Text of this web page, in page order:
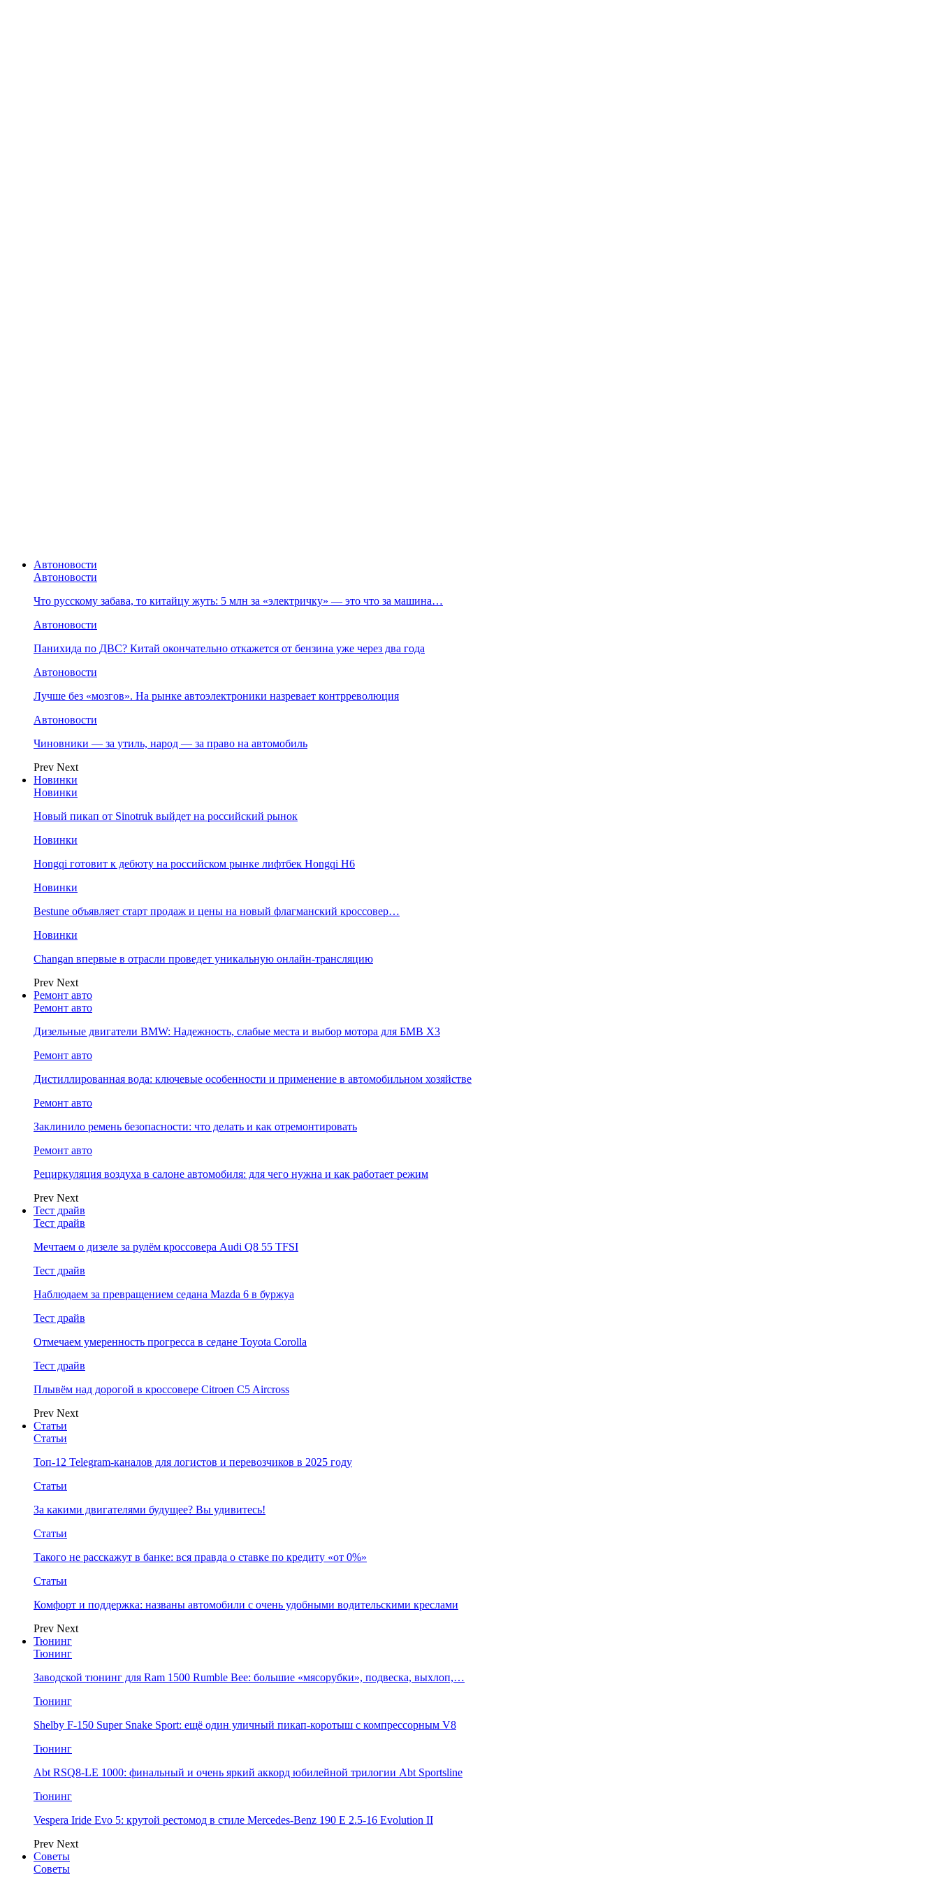
Автоновости
Автоновости
Что русскому забава, то китайцу жуть: 5 млн за «электричку» — это что за машина…
Автоновости
Панихида по ДВС? Китай окончательно откажется от бензина уже через два года
Автоновости
Лучше без «мозгов». На рынке автоэлектроники назревает контрреволюция
Автоновости
Чиновники — за утиль, народ — за право на автомобиль
Prev Next
Новинки
Новинки
Новый пикап от Sinotruk выйдет на российский рынок
Новинки
Hongqi готовит к дебюту на российском рынке лифтбек Hongqi H6
Новинки
Bestune объявляет старт продаж и цены на новый флагманский кроссовер…
Новинки
Changan впервые в отрасли проведет уникальную онлайн-трансляцию
Prev Next
Ремонт авто
Ремонт авто
Дизельные двигатели BMW: Надежность, слабые места и выбор мотора для БМВ Х3
Ремонт авто
Дистиллированная вода: ключевые особенности и применение в автомобильном хозяйстве
Ремонт авто
Заклинило ремень безопасности: что делать и как отремонтировать
Ремонт авто
Рециркуляция воздуха в салоне автомобиля: для чего нужна и как работает режим
Prev Next
Тест драйв
Тест драйв
Мечтаем о дизеле за рулём кроссовера Audi Q8 55 TFSI
Тест драйв
Наблюдаем за превращением седана Mazda 6 в буржуа
Тест драйв
Отмечаем умеренность прогресса в седане Toyota Corolla
Тест драйв
Плывём над дорогой в кроссовере Citroen C5 Aircross
Prev Next
Статьи
Статьи
Топ-12 Telegram-каналов для логистов и перевозчиков в 2025 году
Статьи
За какими двигателями будущее? Вы удивитесь!
Статьи
Такого не расскажут в банке: вся правда о ставке по кредиту «от 0%»
Статьи
Комфорт и поддержка: названы автомобили с очень удобными водительскими креслами
Prev Next
Тюнинг
Тюнинг
Заводской тюнинг для Ram 1500 Rumble Bee: большие «мясорубки», подвеска, выхлоп,…
Тюнинг
Shelby F-150 Super Snake Sport: ещё один уличный пикап-коротыш с компрессорным V8
Тюнинг
Abt RSQ8-LE 1000: финальный и очень яркий аккорд юбилейной трилогии Abt Sportsline
Тюнинг
Vespera Iride Evo 5: крутой рестомод в стиле Mercedes-Benz 190 E 2.5-16 Evolution II
Prev Next
Советы
Советы